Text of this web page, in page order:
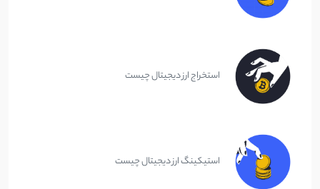
استخراج ارز دیجیتال چیست
استیکینگ ارز دیجیتال چیست